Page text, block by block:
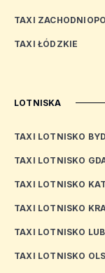
TAXI
TAXI ŁÓDZKIE
LOTNISKA
TAXI LOTNISKO
TAXI LOTNISKO
TAXI LOTNISKO
TAXI LOTNISKO
TAXI LOTNISKO
TAXI LOTNISKO